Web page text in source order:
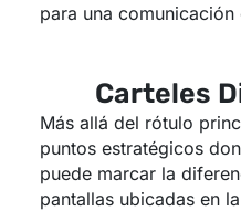
para una
Carteles
Más allá del rótulo
puntos estratégicos
puede marcar la
pantallas ubicadas en